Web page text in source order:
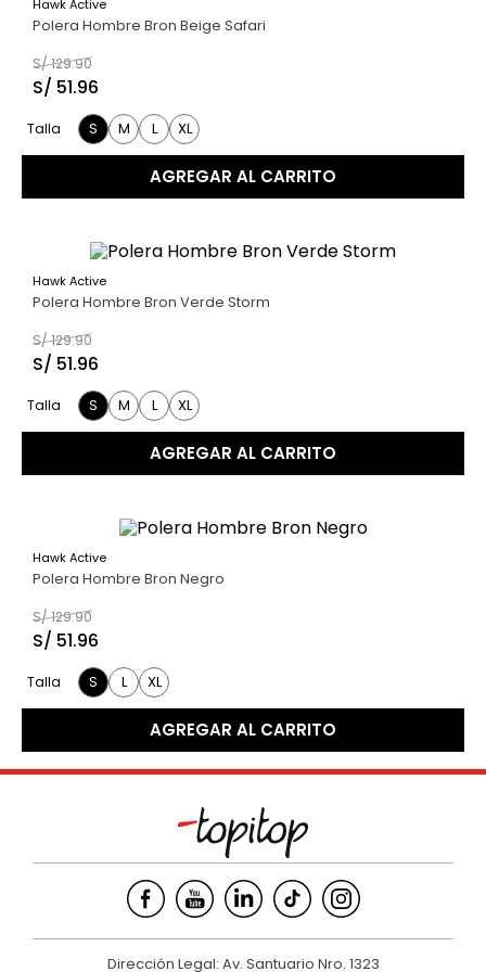
60 %
Hawk Active
Polera Hombre Bron Beige Safari
S/129.90
S/ 51.96
Talla S M L XL
AGREGAR AL CARRITO
60 %
Hawk Active
Polera Hombre Bron Verde Storm
S/129.90
S/ 51.96
Talla S M L XL
AGREGAR AL CARRITO
60 %
Hawk Active
Polera Hombre Bron Negro
S/129.90
S/ 51.96
Talla S L XL
AGREGAR AL CARRITO
Dirección Legal: Av. Santuario Nro. 1323
.
hawk
10. casaca